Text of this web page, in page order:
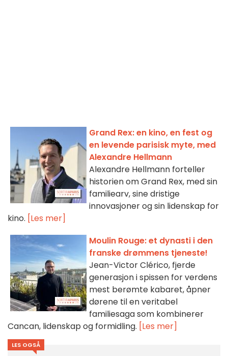
Grand Rex: en kino, en fest og
en levende parisisk myte, med
Alexandre Hellmann
Alexandre Hellmann forteller
historien om Grand Rex, med sin
familiearv, sine dristige
innovasjoner og sin lidenskap for
kino. [Les mer]
Moulin Rouge: et dynasti i den
franske drømmens tjeneste!
Jean-Victor Clérico, fjerde
generasjon i spissen for verdens
mest berømte kabaret, åpner
dørene til en veritabel
familiesaga som kombinerer
Cancan, lidenskap og formidling. [Les mer]
LES OGSÅ